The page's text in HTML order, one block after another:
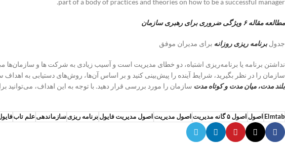
part of a body of practices and theories on how to be a successful manager.
مطالعه مقاله ۶ ویژگی ضروری برای رهبری سازمان
جدول برنامه ریزی روزانه برای مدیران موفق
نداشتن برنامه یا برنامه‌ریزی اشتباه، دو خطای مدیریت است و آسیب زیادی به شرکت ها و
سازمان را در نظر بگیرید، شرایط آینده را پیش‌بینی کنید و بر اساس آن‌ها، روش‌های دستیابی به اهداف
بلند مدت، میان‌ مدت و کوتاه مدت سازمان را مورد بررسی قرار دهید. با توجه به این اهداف، می‌توانید
Elmtab اصول اصول ۵ گانه مدیریت اصول مدیریتاصول مدیریت فایول برنامه ریزی سازماندهیعلم تاب